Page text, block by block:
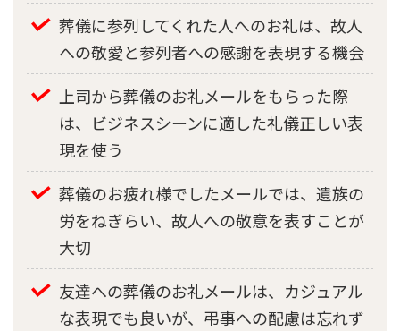
葬儀に参列してくれた人へのお礼は、故人
への敬愛と参列者への感謝を表現する機会
上司から葬儀のお礼メールをもらった際
は、ビジネスシーンに適した礼儀正しい表
現を使う
葬儀のお疲れ様でしたメールでは、遺族の
労をねぎらい、故人への敬意を表すことが
大切
友達への葬儀のお礼メールは、カジュアル
な表現でも良いが、弔事への配慮は忘れず